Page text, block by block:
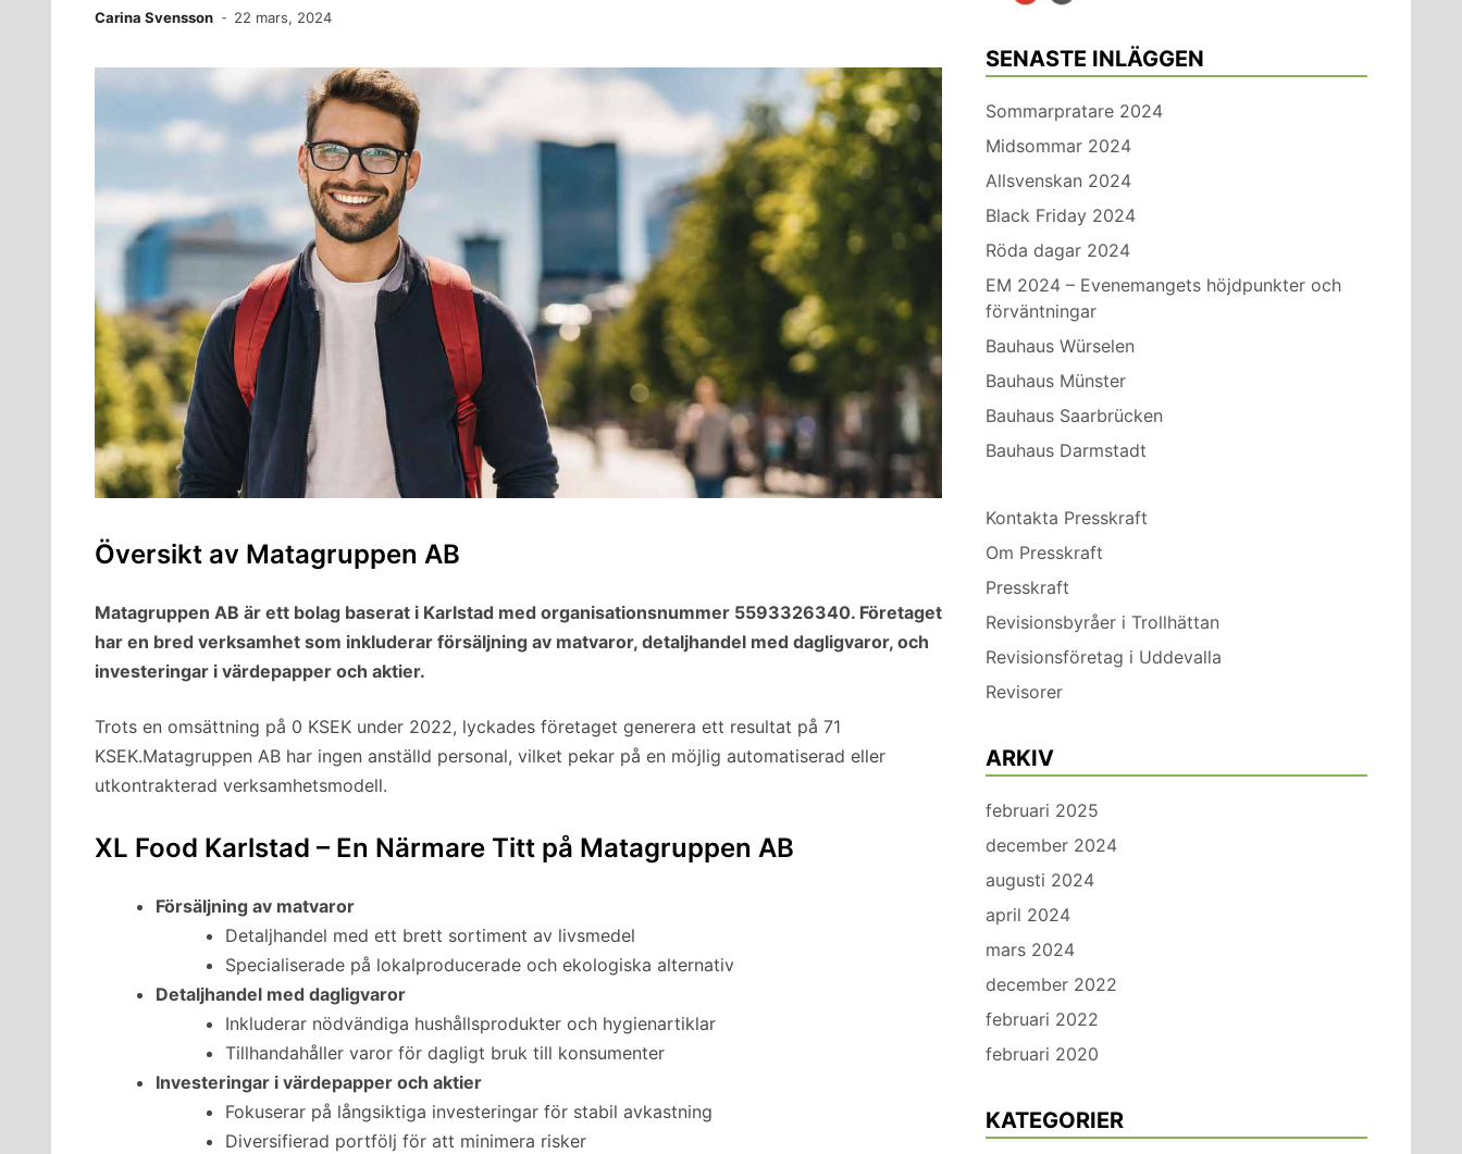
Carina Svensson 22 mars, 2024
Översikt av Matagruppen AB
Matagruppen AB är ett bolag baserat i Karlstad med organisationsnummer 5593326340. Företaget
har en bred verksamhet som inkluderar försäljning av matvaror, detaljhandel med dagligvaror, och
investeringar i värdepapper och aktier.
Trots en omsättning på 0 KSEK under 2022, lyckades företaget generera ett resultat på 71
KSEK.Matagruppen AB har ingen anställd personal, vilket pekar på en möjlig automatiserad eller
utkontrakterad verksamhetsmodell.
XL Food Karlstad – En Närmare Titt på Matagruppen AB
Försäljning av matvaror
Detaljhandel med ett brett sortiment av livsmedel
Specialiserade på lokalproducerade och ekologiska alternativ
Detaljhandel med dagligvaror
Inkluderar nödvändiga hushållsprodukter och hygienartiklar
Tillhandahåller varor för dagligt bruk till konsumenter
Investeringar i värdepapper och aktier
Fokuserar på långsiktiga investeringar för stabil avkastning
Diversifierad portfölj för att minimera risker
SENASTE INLÄGGEN
Sommarpratare 2024
Midsommar 2024
Allsvenskan 2024
Black Friday 2024
Röda dagar 2024
EM 2024 – Evenemangets höjdpunkter och
förväntningar
Bauhaus Würselen
Bauhaus Münster
Bauhaus Saarbrücken
Bauhaus Darmstadt
Kontakta Presskraft
Om Presskraft
Presskraft
Revisionsbyråer i Trollhättan
Revisionsföretag i Uddevalla
Revisorer
ARKIV
februari 2025
december 2024
augusti 2024
april 2024
mars 2024
december 2022
februari 2022
februari 2020
KATEGORIER